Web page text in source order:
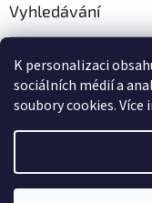
K personalizaci
sociálních médií a
soubory cookies.
Vyhledávání
Copyright 2026